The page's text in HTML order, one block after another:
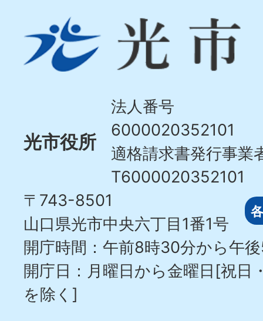
市
Hikari
光市役所
法人番号
6000020352101
適格請求書発行事業
T6000020352101
〒743-8501
山口県光市中央六丁目1番1号
開庁時間：午前8時30分から午
開庁日：月曜日から金曜日[祝日
を除く]